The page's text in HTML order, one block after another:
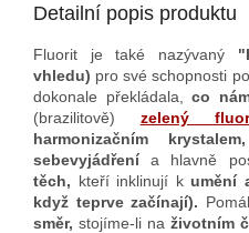
Detailní popis produktu
Fluorit je také nazývaný
vhledu) pro své schopnosti
dokonale překládala, co
(brazilitově) zelený
harmonizačním
sebevyjádřenía hlavně
těch, kteří inklinují kumění
když teprve začínají).
směr, stojíme-li na životním